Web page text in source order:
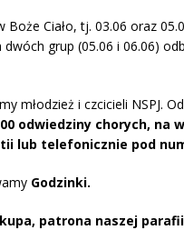
Ciało, tj. 03.06 oraz
grup (05.06 i 06.06)
młodzież i czcicieli NSPJ.
odwiedziny chorych, na
lub telefonicznie pod
Godzinki.
patrona naszej